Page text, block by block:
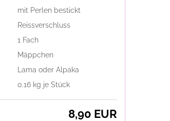
mit Perlen bestickt
Reissverschluss
1 Fach
Mäppchen
Lama oder Alpaka
0.16 kg je Stück
8,90 EUR